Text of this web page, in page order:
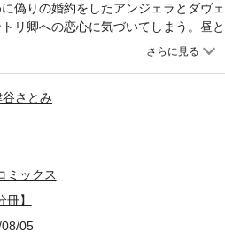
偽りの婚約をしたアンジェラとダヴ
リ卿への恋心に気づいてしまう。昼
、ダヴェントリ卿は哀れみはごめん
谷さとみ
ミックス
】
05